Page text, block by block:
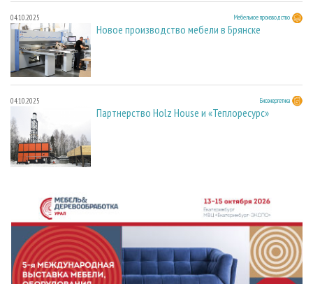
04.10.2025 Мебельное производство
Новое производство мебели в Брянске
04.10.2025 Биоэнергетика
Партнерство Holz House и «Теплоресурс»